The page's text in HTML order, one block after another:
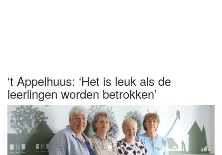
‘t Appelhuus: ‘Het is leuk als de
leerlingen worden betrokken’